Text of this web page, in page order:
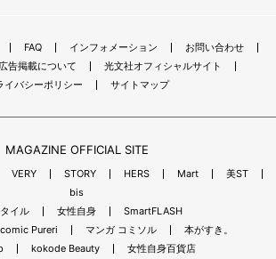
FAQ インフォメーション
お問い合わせ
広告掲載について
光文社オフィシャルサイト
イバシーポリシー
サイトマップ
MAGAZINE OFFICIAL SITE
VERY STORY HERS Mart
美ST
bis
イル
女性自身
SmartFLASH
comic Pureri マンガ コミソル
本がすき。
kokode Beauty 女性自身百貨店